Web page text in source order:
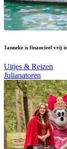
Janneke is financieel vrij
Uitjes & Reizen
Julianatoren